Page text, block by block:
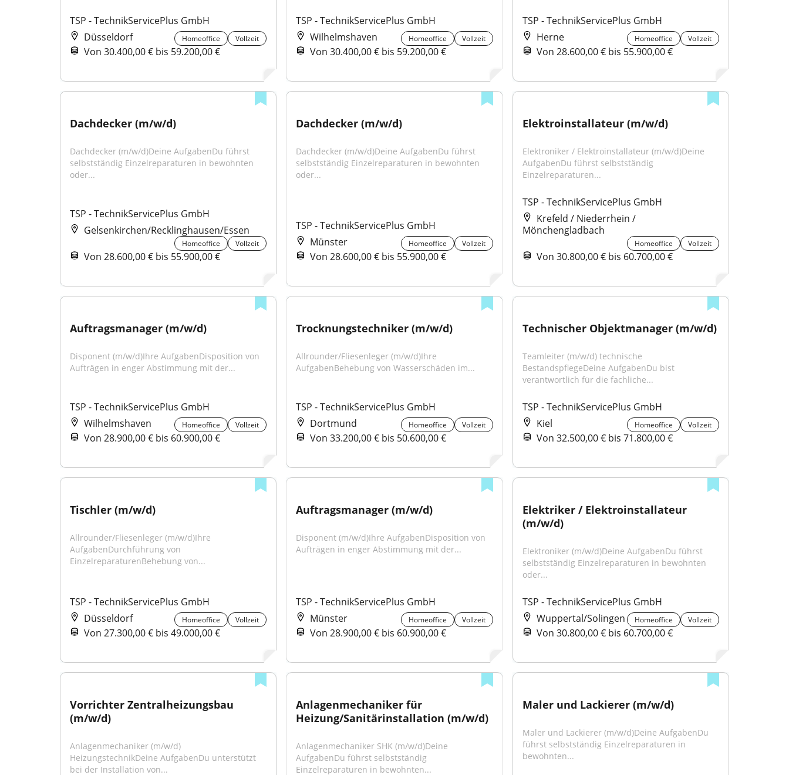
TSP - TechnikServicePlus GmbH
Düsseldorf
Homeoffice Vollzeit
Von 30.400,00 € bis 59.200,00 €
TSP - TechnikServicePlus GmbH
Wilhelmshaven
Homeoffice Vollzeit
Von 30.400,00 € bis 59.200,00 €
TSP - TechnikServicePlus GmbH
Herne
Homeoffice Vollzeit
Von 28.600,00 € bis 55.900,00 €
Dachdecker (m/w/d)
Dachdecker (m/w/d)Deine AufgabenDu führst
selbstständig Einzelreparaturen in bewohnten
oder...
TSP - TechnikServicePlus GmbH
Gelsenkirchen/Recklinghausen/Essen
Homeoffice Vollzeit
Von 28.600,00 € bis 55.900,00 €
Dachdecker (m/w/d)
Dachdecker (m/w/d)Deine AufgabenDu führst
selbstständig Einzelreparaturen in bewohnten
oder...
TSP - TechnikServicePlus GmbH
Münster
Homeoffice Vollzeit
Von 28.600,00 € bis 55.900,00 €
Elektroinstallateur (m/w/d)
Elektroniker / Elektroinstallateur (m/w/d)Deine
AufgabenDu führst selbstständig
Einzelreparaturen...
TSP - TechnikServicePlus GmbH
Krefeld / Niederrhein /
Mönchengladbach
Homeoffice Vollzeit
Von 30.800,00 € bis 60.700,00 €
Auftragsmanager (m/w/d)
Disponent (m/w/d)Ihre AufgabenDisposition von
Aufträgen in enger Abstimmung mit der...
TSP - TechnikServicePlus GmbH
Wilhelmshaven
Homeoffice Vollzeit
Von 28.900,00 € bis 60.900,00 €
Trocknungstechniker (m/w/d)
Allrounder/Fliesenleger (m/w/d)Ihre
AufgabenBehebung von Wasserschäden im...
TSP - TechnikServicePlus GmbH
Dortmund
Homeoffice Vollzeit
Von 33.200,00 € bis 50.600,00 €
Technischer Objektmanager (m/w/d)
Teamleiter (m/w/d) technische
BestandspflegeDeine AufgabenDu bist
verantwortlich für die fachliche...
TSP - TechnikServicePlus GmbH
Kiel
Homeoffice Vollzeit
Von 32.500,00 € bis 71.800,00 €
Tischler (m/w/d)
Allrounder/Fliesenleger (m/w/d)Ihre
AufgabenDurchführung von
EinzelreparaturenBehebung von...
TSP - TechnikServicePlus GmbH
Düsseldorf
Homeoffice Vollzeit
Von 27.300,00 € bis 49.000,00 €
Auftragsmanager (m/w/d)
Disponent (m/w/d)Ihre AufgabenDisposition von
Aufträgen in enger Abstimmung mit der...
TSP - TechnikServicePlus GmbH
Münster
Homeoffice Vollzeit
Von 28.900,00 € bis 60.900,00 €
Elektriker / Elektroinstallateur
(m/w/d)
Elektroniker (m/w/d)Deine AufgabenDu führst
selbstständig Einzelreparaturen in bewohnten
oder...
TSP - TechnikServicePlus GmbH
Wuppertal/Solingen
Homeoffice Vollzeit
Von 30.800,00 € bis 60.700,00 €
Vorrichter Zentralheizungsbau
(m/w/d)
Anlagenmechaniker (m/w/d)
HeizungstechnikDeine AufgabenDu unterstützt
bei der Installation von...
Anlagenmechaniker für
Heizung/Sanitärinstallation (m/w/d)
Anlagenmechaniker SHK (m/w/d)Deine
AufgabenDu führst selbstständig
Einzelreparaturen in bewohnten...
Maler und Lackierer (m/w/d)
Maler und Lackierer (m/w/d)Deine AufgabenDu
führst selbstständig Einzelreparaturen in
bewohnten...